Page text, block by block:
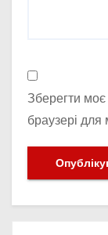
Зберегти
браузері